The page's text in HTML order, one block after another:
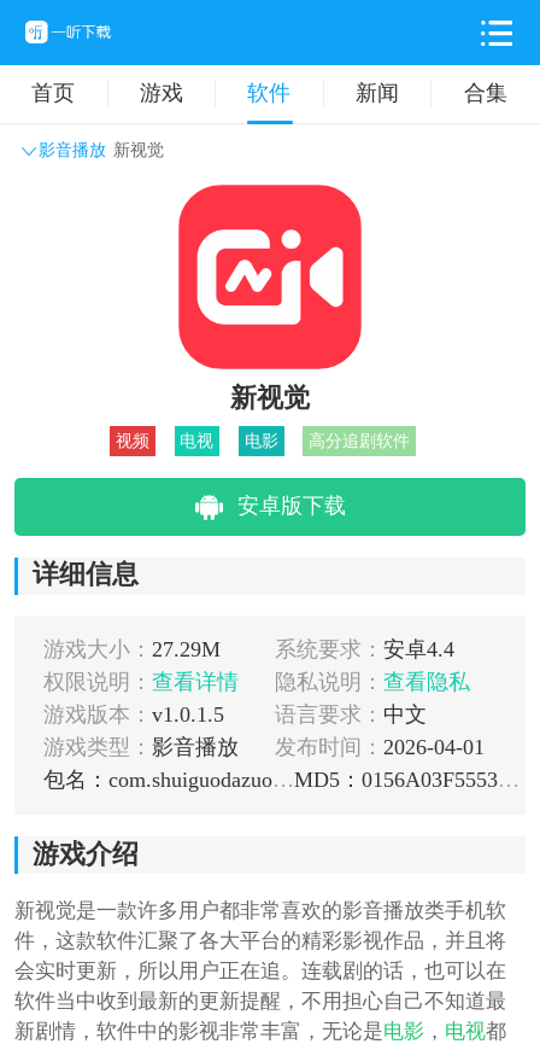
首页 游戏 软件 新闻 合集
影音播放 新视觉
主题壁纸 旅游出行
拍摄美化 时尚购物
新视觉
视频 电视 电影 高分追剧软件
安卓版下载
详细信息
游戏大小： 27.29M 系统要求： 安卓4.4
权限说明： 查看详情 隐私说明： 查看隐私
游戏版本： v1.0.1.5 语言要求： 中文
游戏类型： 影音播放 发布时间： 2026-04-01
包名：com.shuiguodazuozhan.sgdzz
MD5：0156A03F555332A51E5700CD03BB8FC1
游戏介绍
新视觉是一款许多用户都非常喜欢的影音播放类手机软
件，这款软件汇聚了各大平台的精彩影视作品，并且将
会实时更新，所以用户正在追。连载剧的话，也可以在
软件当中收到最新的更新提醒，不用担心自己不知道最
新剧情，软件中的影视非常丰富，无论是电影 ， 电视都